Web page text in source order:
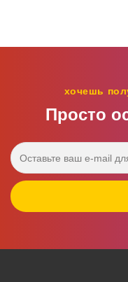
хочешь
Просто